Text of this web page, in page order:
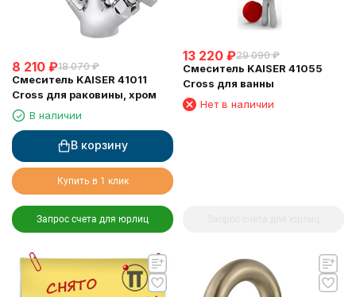
8 210 ₽18 070 ₽
Смеситель KAISER 41011
Cross для раковины, хром
В наличии
В корзину
Купить в 1 клик
Запрос счета для юрлиц
13 220 ₽29 090 ₽
Смеситель KAISER 41055
Cross для ванны
Нет в наличии